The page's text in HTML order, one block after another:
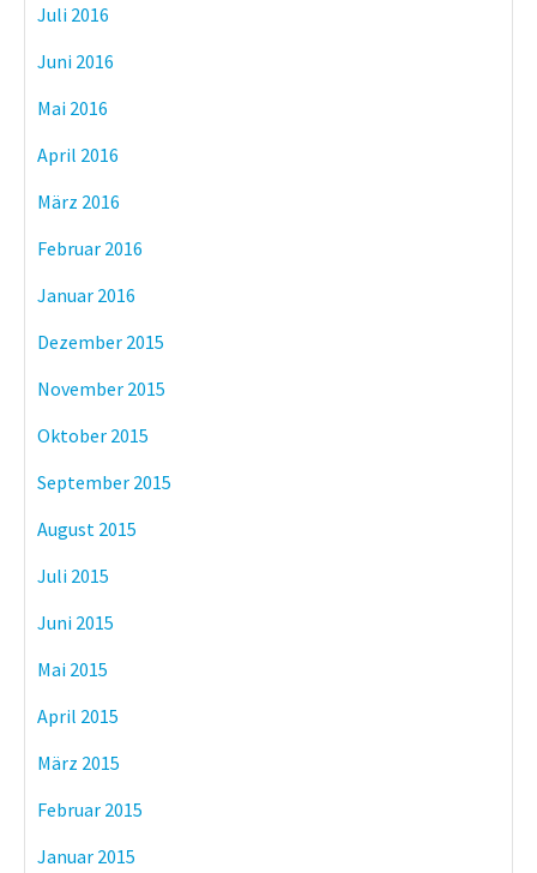
Juli 2016
Juni 2016
Mai 2016
April 2016
März 2016
Februar 2016
Januar 2016
Dezember 2015
November 2015
Oktober 2015
September 2015
August 2015
Juli 2015
Juni 2015
Mai 2015
April 2015
März 2015
Februar 2015
Januar 2015